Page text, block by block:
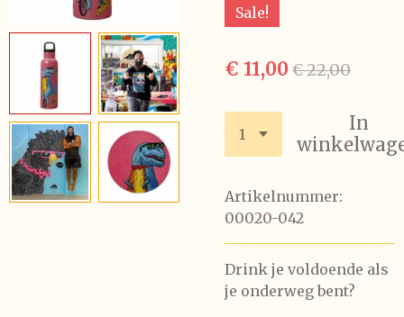
Sale!
€ 11,00€ 22,00
In
Artikelnummer:
00020-042
Drink je voldoende als
je onderweg bent?